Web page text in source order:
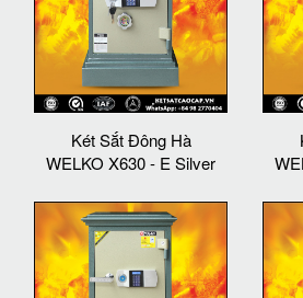
Két Sắt Đông Hà
WELKO X630 - E Silver